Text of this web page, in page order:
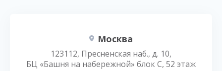
Москва
123112, Пресненская наб., д. 10,
БЦ «Башня на набережной» блок С, 52 этаж